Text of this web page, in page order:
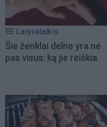
Laisvalaikis
Šie ženklai delne yra ne
pas visus: ką jie reiškia